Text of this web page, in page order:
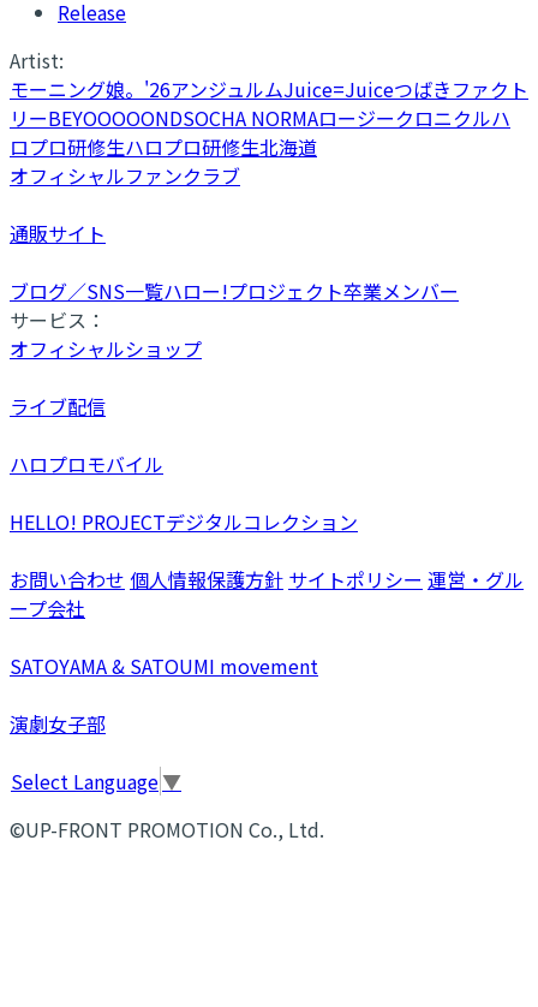
Release
Artist:
モーニング娘。'26アンジュルムJuice=Juiceつばきファクト
リーBEYOOOOONDSOCHA NORMAロージークロニクルハ
ロプロ研修生ハロプロ研修生北海道
オフィシャルファンクラブ
通販サイト
ブログ／SNS一覧ハロー!プロジェクト卒業メンバー
サービス：
オフィシャルショップ
ライブ配信
ハロプロモバイル
HELLO! PROJECTデジタルコレクション
お問い合わせ 個人情報保護方針 サイトポリシー 運営・グル
ープ会社
SATOYAMA & SATOUMI movement
演劇女子部
Select Language▼
©UP-FRONT PROMOTION Co., Ltd.